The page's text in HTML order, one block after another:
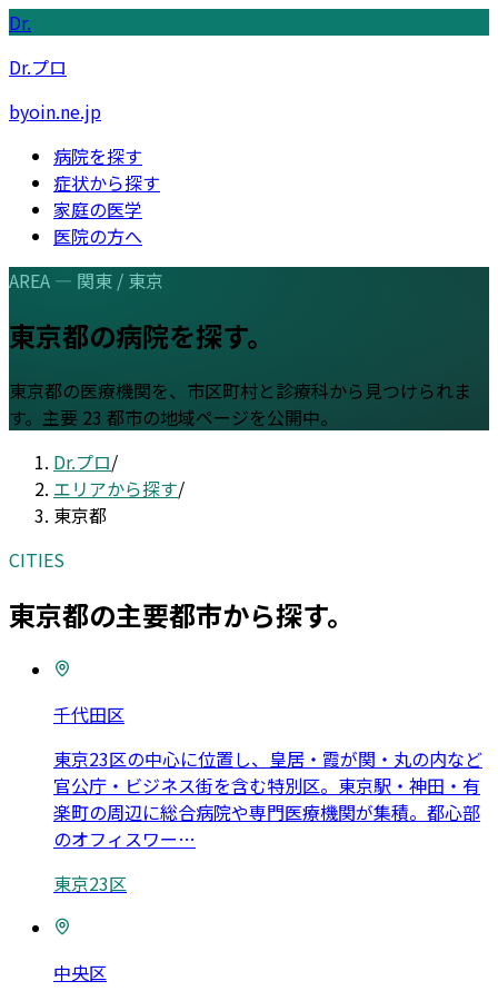
Dr.
Dr.プロ
byoin.ne.jp
病院を探す
症状から探す
家庭の医学
医院の方へ
AREA — 関東 / 東京
東京都の病院を探す。
東京都の医療機関を、市区町村と診療科から見つけられま
す。 主要 23 都市の地域ページを公開中。
Dr.プロ/
エリアから探す/
東京都
CITIES
東京都の主要都市から探す。
千代田区
東京23区の中心に位置し、皇居・霞が関・丸の内など
官公庁・ビジネス街を含む特別区。東京駅・神田・有
楽町の周辺に総合病院や専門医療機関が集積。都心部
のオフィスワー…
東京23区
中央区